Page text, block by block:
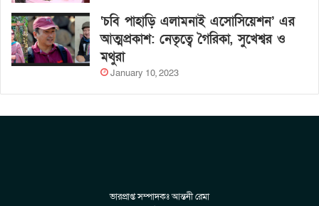
‘চবি পাহাড়ি এলামনাই এসোসিয়েশন’ এর
আত্মপ্রকাশ: নেতৃত্বে গৈরিকা, সুখেশ্বর ও
মথুরা
January 10, 2023
ভারপ্রাপ্ত সম্পাদকঃ আন্তনী রেমা